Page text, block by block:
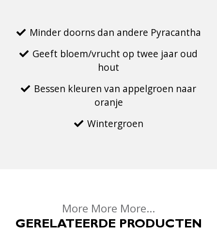
Minder doorns dan andere Pyracantha
Geeft bloem/vrucht op twee jaar oud
hout
Bessen kleuren van appelgroen naar
oranje
Wintergroen
More More More...
GERELATEERDE PRODUCTEN